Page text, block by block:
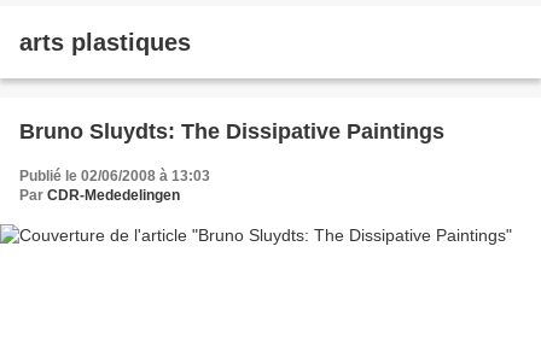
arts plastiques
Bruno Sluydts: The Dissipative Paintings
Publié le 02/06/2008 à 13:03
Par CDR-Mededelingen